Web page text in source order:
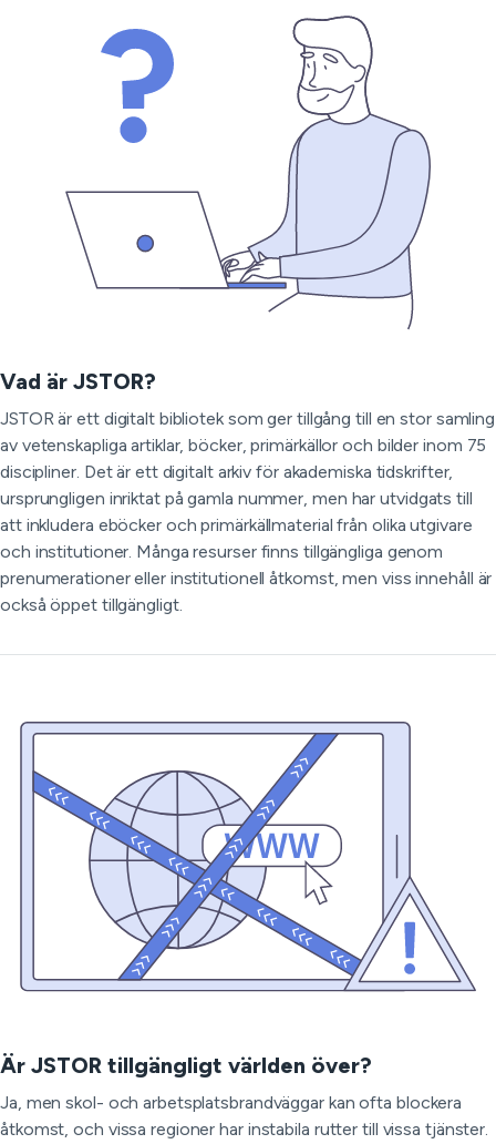
Vad är JSTOR?
JSTOR är ett digitalt bibliotek som ger tillgång till en stor samling
av vetenskapliga artiklar, böcker, primärkällor och bilder inom 75
discipliner. Det är ett digitalt arkiv för akademiska tidskrifter,
ursprungligen inriktat på gamla nummer, men har utvidgats till
att inkludera eböcker och primärkällmaterial från olika utgivare
och institutioner. Många resurser finns tillgängliga genom
prenumerationer eller institutionell åtkomst, men viss innehåll är
också öppet tillgängligt.
Är JSTOR tillgängligt världen över?
Ja, men skol- och arbetsplatsbrandväggar kan ofta blockera
åtkomst, och vissa regioner har instabila rutter till vissa tjänster.